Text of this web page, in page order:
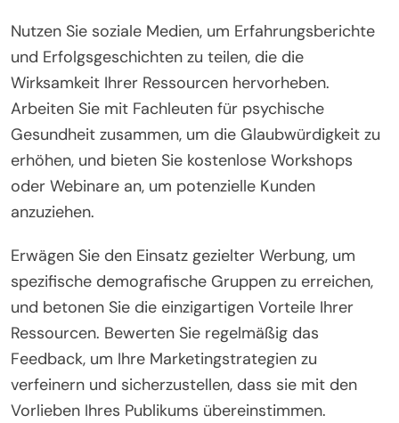
Nutzen Sie soziale Medien, um Erfahrungsberichte
und Erfolgsgeschichten zu teilen, die die
Wirksamkeit Ihrer Ressourcen hervorheben.
Arbeiten Sie mit Fachleuten für psychische
Gesundheit zusammen, um die Glaubwürdigkeit zu
erhöhen, und bieten Sie kostenlose Workshops
oder Webinare an, um potenzielle Kunden
anzuziehen.
Erwägen Sie den Einsatz gezielter Werbung, um
spezifische demografische Gruppen zu erreichen,
und betonen Sie die einzigartigen Vorteile Ihrer
Ressourcen. Bewerten Sie regelmäßig das
Feedback, um Ihre Marketingstrategien zu
verfeinern und sicherzustellen, dass sie mit den
Vorlieben Ihres Publikums übereinstimmen.